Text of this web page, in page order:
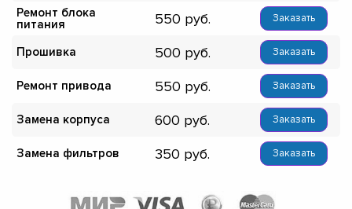
Ремонт блока
питания
550 Заказать
Прошивка 500 Заказать
Ремонт привода 550 Заказать
Замена корпуса 600 Заказать
Замена фильтров 350 Заказать